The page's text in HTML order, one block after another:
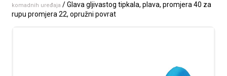
komadnih uređaja / Glava gljivastog tipkala, plava, promjera 40 za
rupu promjera 22, opružni povrat